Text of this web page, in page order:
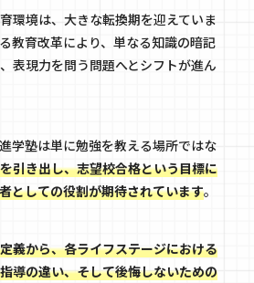
環境は、大きな転換期を迎えていま
教育改革により、単なる知識の暗記
表現力を問う問題へとシフトが進ん
学塾は単に勉強を教える場所ではな
引き出し、志望校合格という目標に
としての役割が期待されています。
義から、各ライフステージにおける
導の違い、そして後悔しないための